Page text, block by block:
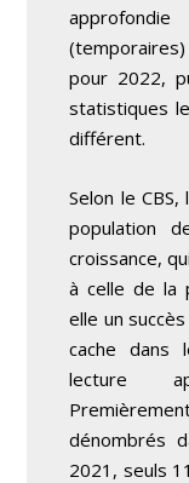
approfondie
pour 2022,
statistiques
différent.
Selon le
population
croissance,
à celle de la
elle un
cache dans
lecture
dénombrés
2021, seuls